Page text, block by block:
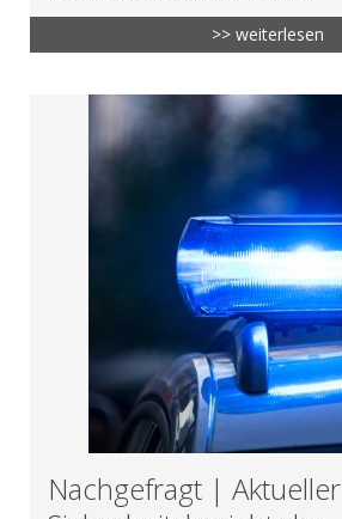
>> weiterlesen
Nachgefragt | Aktueller